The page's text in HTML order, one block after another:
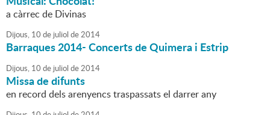
a càrrec de Divinas
Dijous, 10 de juliol de2014
Barraques 2014- Concerts de Quimera i Estrip
Dijous, 10 de juliol de2014
Missa de difunts
en record dels arenyencs traspassats el darrer any